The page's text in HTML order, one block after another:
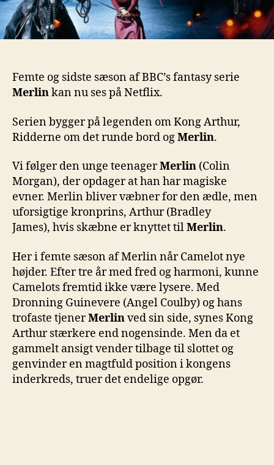
Femte og sidste sæson af BBC’s fantasy serie
Merlinkan nu ses på Netflix.
Serien bygger på legenden om Kong Arthur,
Ridderne om det runde bord ogMerlin.
Vi følger den unge teenagerMerlin (Colin
Morgan), der opdager at han har magiske
evner. Merlin bliver væbner for den ædle, men
uforsigtige kronprins, Arthur (Bradley
James), hvis skæbne er knyttet tilMerlin.
Her i femte sæson af Merlin når Camelot nye
højder. Efter tre år med fred og harmoni, kunne
Camelots fremtid ikke være lysere. Med
Dronning Guinevere (Angel Coulby) og hans
trofaste tjenerMerlinved sin side, synes Kong
Arthur stærkere end nogensinde. Men da et
gammelt ansigt vender tilbage til slottet og
genvinder en magtfuld position i kongens
inderkreds, truer det endelige opgør.